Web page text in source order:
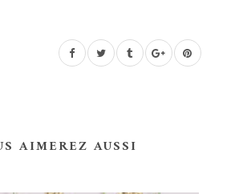
AIMEREZ AUSSI